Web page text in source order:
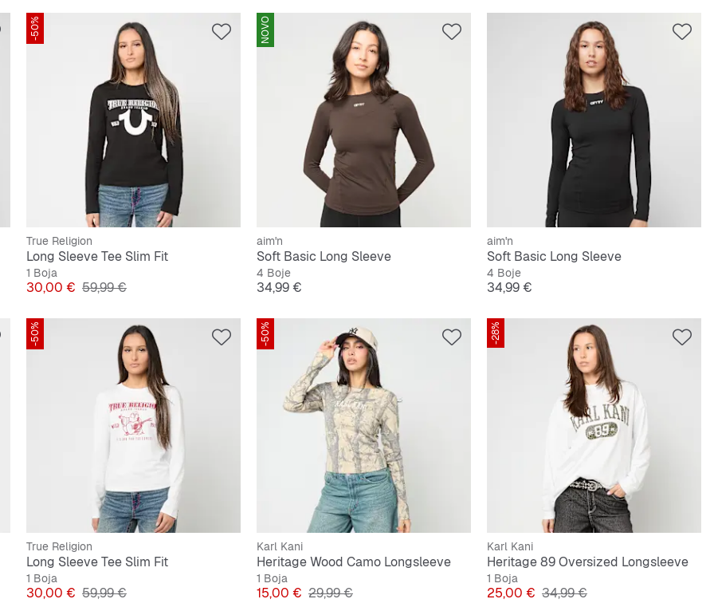
-50%
True Religion
Long Sleeve Tee Slim Fit
1 Boja
Cijena
30,00 € Originalna cijena
59,99 €
NOVO
aim'n
Soft Basic Long Sleeve
4 Boje
Cijena
34,99 €
aim'n
Soft Basic Long Sleeve
4 Boje
Cijena
34,99 €
-50%
True Religion
Long Sleeve Tee Slim Fit
1 Boja
Cijena
30,00 € Originalna cijena
59,99 €
-50%
Karl Kani
Heritage Wood Camo Longsleeve
1 Boja
Cijena
15,00 € Originalna cijena
29,99 €
-28%
Karl Kani
Heritage 89 Oversized Longsleeve
1 Boja
Cijena
25,00 € Originalna cijena
34,99 €